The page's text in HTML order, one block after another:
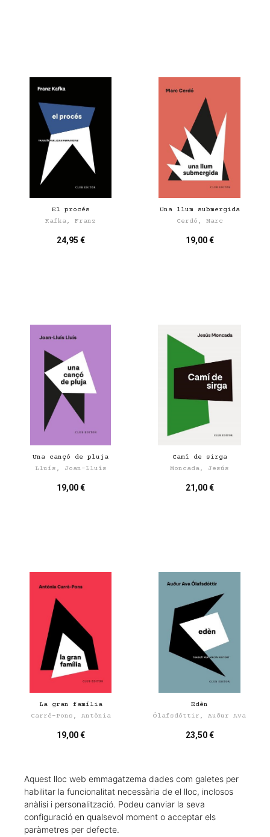
El procés
Kafka, Franz
24,95 €
Una llum submergida
Cerdó, Marc
19,00 €
Una cançó de pluja
Lluís, Joan-Lluís
19,00 €
Camí de sirga
Moncada, Jesús
21,00 €
La gran família
Carré-Pons, Antònia
19,00 €
Edèn
Ólafsdóttir, Auður Ava
23,50 €
Aquest lloc web emmagatzema dades com galetes per
habilitar la funcionalitat necessària de el lloc, inclosos
anàlisi i personalització. Podeu canviar la seva
configuració en qualsevol moment o acceptar els
paràmetres per defecte.